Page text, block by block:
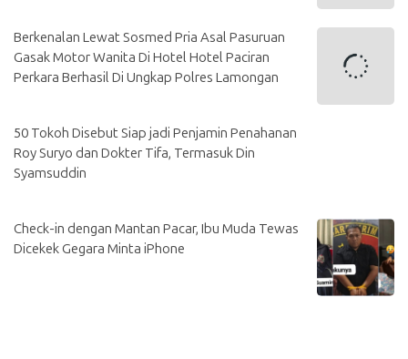
Berkenalan Lewat Sosmed Pria Asal Pasuruan
Gasak Motor Wanita Di Hotel Hotel Paciran
Perkara Berhasil Di Ungkap Polres Lamongan
50 Tokoh Disebut Siap jadi Penjamin Penahanan
Roy Suryo dan Dokter Tifa, Termasuk Din
Syamsuddin
Check-in dengan Mantan Pacar, Ibu Muda Tewas
Dicekek Gegara Minta iPhone